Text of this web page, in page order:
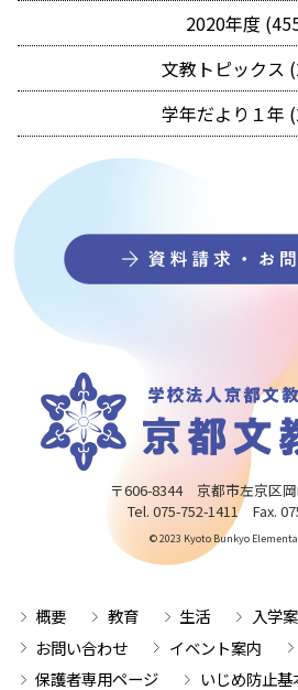
2020年度
文教トピックス
学年だより１年
〒606-8344 京都市左京区
Tel. 075-752-1411 Fax.
© 2023 Kyoto Bunkyo
概要 教育 生活 入学
お問い合わせ
イベント案内
保護者専用ページ
いじめ防止基